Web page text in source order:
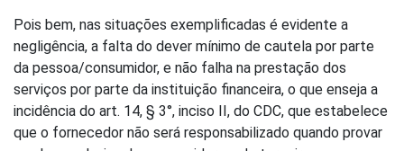
Pois bem, nas situações exemplificadas é evidente a
negligência, a falta do dever mínimo de cautela por parte
da pessoa/consumidor, e não falha na prestação dos
serviços por parte da instituição financeira, o que enseja a
incidência do art. 14, § 3°, inciso II, do CDC, que estabelece
que o fornecedor não será responsabilizado quando provar